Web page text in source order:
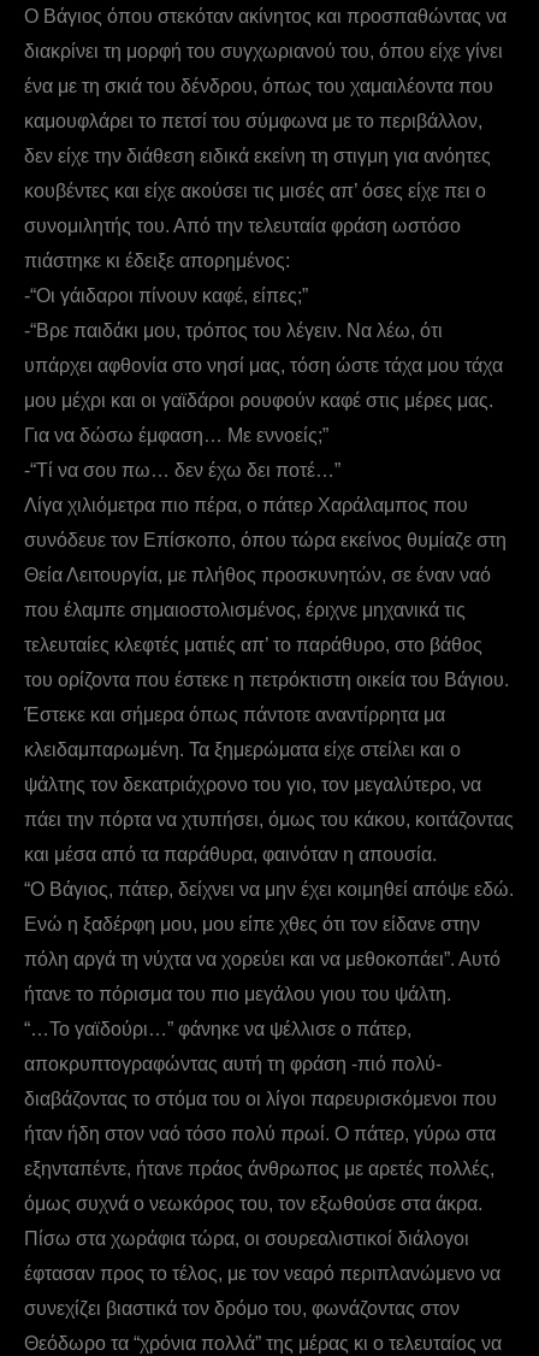
Ο Βάγιος όπου στεκόταν ακίνητος και προσπαθώντας να
διακρίνει τη μορφή του συγχωριανού του, όπου είχε γίνει
ένα με τη σκιά του δένδρου, όπως του χαμαιλέοντα που
καμουφλάρει το πετσί του σύμφωνα με το περιβάλλον,
δεν είχε την διάθεση ειδικά εκείνη τη στιγμη για ανόητες
κουβέντες και είχε ακούσει τις μισές απ’ όσες είχε πει ο
συνομιλητής του. Από την τελευταία φράση ωστόσο
πιάστηκε κι έδειξε απορημένος:
-“Οι γάιδαροι πίνουν καφέ, είπες;”
-“Βρε παιδάκι μου, τρόπος του λέγειν. Να λέω, ότι
υπάρχει αφθονία στο νησί μας, τόση ώστε τάχα μου τάχα
μου μέχρι και οι γαϊδάροι ρουφούν καφέ στις μέρες μας.
Για να δώσω έμφαση… Με εννοείς;”
-“Τί να σου πω… δεν έχω δει ποτέ…”
Λίγα χιλιόμετρα πιο πέρα, ο πάτερ Χαράλαμπος που
συνόδευε τον Επίσκοπο, όπου τώρα εκείνος θυμίαζε στη
Θεία Λειτουργία, με πλήθος προσκυνητών, σε έναν ναό
που έλαμπε σημαιοστολισμένος, έριχνε μηχανικά τις
τελευταίες κλεφτές ματιές απ’ το παράθυρο, στο βάθος
του ορίζοντα που έστεκε η πετρόκτιστη οικεία του Βάγιου.
Έστεκε και σήμερα όπως πάντοτε αναντίρρητα μα
κλειδαμπαρωμένη. Τα ξημερώματα είχε στείλει και ο
ψάλτης τον δεκατριάχρονο του γιο, τον μεγαλύτερο, να
πάει την πόρτα να χτυπήσει, όμως του κάκου, κοιτάζοντας
και μέσα από τα παράθυρα, φαινόταν η απουσία.
“Ο Βάγιος, πάτερ, δείχνει να μην έχει κοιμηθεί απόψε εδώ.
Ενώ η ξαδέρφη μου, μου είπε χθες ότι τον είδανε στην
πόλη αργά τη νύχτα να χορεύει και να μεθοκοπάει”. Αυτό
ήτανε το πόρισμα του πιο μεγάλου γιου του ψάλτη.
“…Το γαϊδούρι…” φάνηκε να ψέλλισε ο πάτερ,
αποκρυπτογραφώντας αυτή τη φράση -πιό πολύ-
διαβάζοντας το στόμα του οι λίγοι παρευρισκόμενοι που
ήταν ήδη στον ναό τόσο πολύ πρωί. Ο πάτερ, γύρω στα
εξηνταπέντε, ήτανε πράος άνθρωπος με αρετές πολλές,
όμως συχνά ο νεωκόρος του, τον εξωθούσε στα άκρα.
Πίσω στα χωράφια τώρα, οι σουρεαλιστικοί διάλογοι
έφτασαν προς το τέλος, με τον νεαρό περιπλανώμενο να
συνεχίζει βιαστικά τον δρόμο του, φωνάζοντας στον
Θεόδωρο τα “χρόνια πολλά” της μέρας κι ο τελευταίος να